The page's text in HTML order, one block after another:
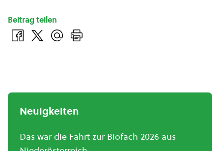
Beitrag teilen
Neuigkeiten
Das war die Fahrt zur Biofach 2026 aus